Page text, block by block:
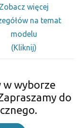
Zobacz więcej
na temat
modelu
(Kliknij)
w wyborze
do